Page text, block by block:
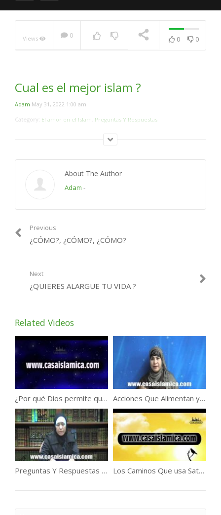
Que Dijo El Profeta
Views 0 0 0
Cual es el mejor islam ?
Adam May 31, 2022 1:00 am
Category: El amor en el Islam Preguntas Y Respuestas
About The Author
Adam -
Previous
¿CÓMO?, ¿CÓMO?, ¿CÓMO?
Next
¿QUIERES ALARGUE TU VIDA ?
Related Videos
¿Por qué Dios permite que haya religiones falsas ? Acciones Que Alimentan y Dan Alegría a El Corazón.
Preguntas Y Respuestas Sobre El Islam . Los Caminos Que usa Satán Para Seducirnos .